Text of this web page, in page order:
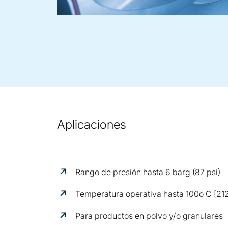
Aplicaciones
Rango de presión hasta 6 barg (87 psi)
Temperatura operativa hasta 100o C
Para productos en polvo y/o granulares